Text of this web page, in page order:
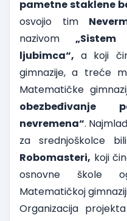
pametne staklene
osvojio tim
nazivom
ljubimca“, a koji
gimnazije, a treće
Matematičke
nevremena“.
za srednjoškolce
Robomasteri, koji
osnovne škole
Matematičkoj
Organizacija